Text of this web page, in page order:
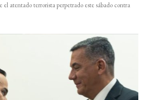
el atentado terrorista perpetrado este sábado contra